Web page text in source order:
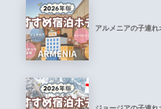
アルメニアの子連れ